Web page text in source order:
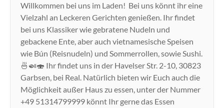
Willkommen bei uns im Laden! Bei uns könnt ihr eine
Vielzahl an Leckeren Gerichten genießen. Ihr findet
bei uns Klassiker wie gebratene Nudeln und
gebackene Ente, aber auch vietnamesische Speisen
wie Bún (Reisnudeln) und Sommerrollen, sowie Sushi.
🍜🍛🍣 Ihr findet uns in der Havelser Str. 2-10, 30823
Garbsen, bei Real. Natürlich bieten wir Euch auch die
Möglichkeit außer Haus zu essen, unter der Nummer
+49 51314799999 könnt Ihr gerne das Essen